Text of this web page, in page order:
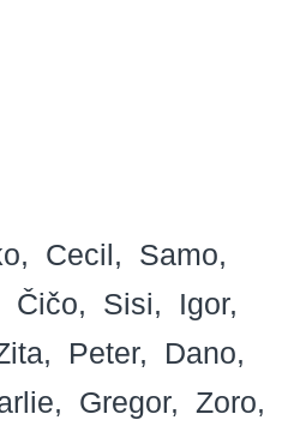
Cecil
Samo
Čičo Sisi
Igor
Peter
Dano
Gregor
Zoro